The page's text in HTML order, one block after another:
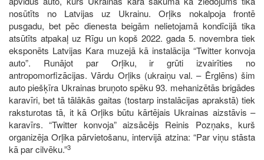
nosūtīts no Latvijas uz Ukrainu. Orļiks nokalpoja frontē
pusgadu, bet pēc dienesta beigām nelietojamā kondīcijā tika
atsūtīts atpakaļ uz Rīgu un kopš 2022. gada 5. novembra tiek
eksponēts Latvijas Kara muzejā kā instalācija “Twitter konvoja
auto”. Runājot par Orļiku, ir grūti izvairīties no
antropomorfizācijas. Vārdu Orļiks (ukraiņu val. – Ērglēns) šim
auto piešķīra Ukrainas bruņoto spēku 93. mehanizētās brigādes
karavīri, bet tā tālākās gaitas (tostarp instalācijas aprakstā) tiek
raksturotas tā, it kā Orļiks būtu kārtējais Ukrainas aizstāvis –
karavīrs. “Twitter konvoja” aizsācējs Reinis Pozņaks, kurš
organizēja Orļika pārvietošanu, intervijā atzina: “Par viņu stāsta
kā par cilvēku.”3